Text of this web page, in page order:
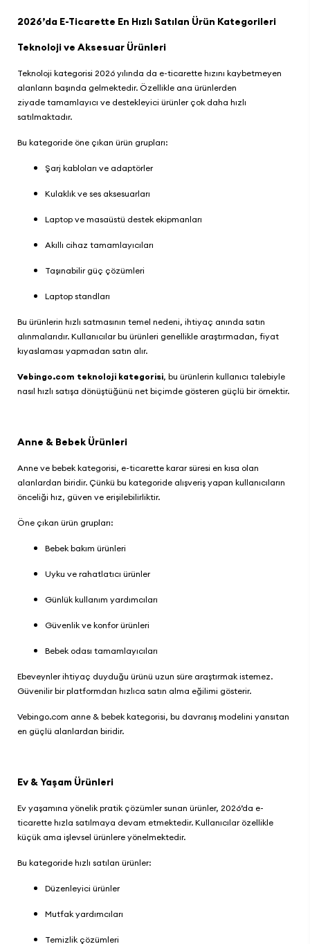
2026’da E-Ticarette En Hızlı Satılan Ürün Kategorileri
Teknoloji ve Aksesuar Ürünleri
Teknoloji kategorisi 2026 yılında da e-ticarette hızını kaybetmeyen
alanların başında gelmektedir. Özellikle ana ürünlerden
ziyade tamamlayıcı ve destekleyici ürünler çok daha hızlı
satılmaktadır.
Bu kategoride öne çıkan ürün grupları:
Şarj kabloları ve adaptörler
Kulaklık ve ses aksesuarları
Laptop ve masaüstü destek ekipmanları
Akıllı cihaz tamamlayıcıları
Taşınabilir güç çözümleri
Laptop standları
Bu ürünlerin hızlı satmasının temel nedeni, ihtiyaç anında satın
alınmalarıdır. Kullanıcılar bu ürünleri genellikle araştırmadan, fiyat
kıyaslaması yapmadan satın alır.
Vebingo.com teknoloji kategorisi, bu ürünlerin kullanıcı talebiyle
nasıl hızlı satışa dönüştüğünü net biçimde gösteren güçlü bir örnektir.
Anne & Bebek Ürünleri
Anne ve bebek kategorisi, e-ticarette karar süresi en kısa olan
alanlardan biridir. Çünkü bu kategoride alışveriş yapan kullanıcıların
önceliği hız, güven ve erişilebilirliktir.
Öne çıkan ürün grupları:
Bebek bakım ürünleri
Uyku ve rahatlatıcı ürünler
Günlük kullanım yardımcıları
Güvenlik ve konfor ürünleri
Bebek odası tamamlayıcıları
Ebeveynler ihtiyaç duyduğu ürünü uzun süre araştırmak istemez.
Güvenilir bir platformdan hızlıca satın alma eğilimi gösterir.
Vebingo.com anne & bebek kategorisi, bu davranış modelini yansıtan
en güçlü alanlardan biridir.
Ev & Yaşam Ürünleri
Ev yaşamına yönelik pratik çözümler sunan ürünler, 2026’da e-
ticarette hızla satılmaya devam etmektedir. Kullanıcılar özellikle
küçük ama işlevsel ürünlere yönelmektedir.
Bu kategoride hızlı satılan ürünler:
Düzenleyici ürünler
Mutfak yardımcıları
Temizlik çözümleri